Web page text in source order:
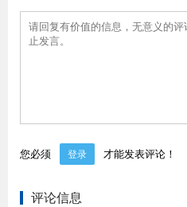
您必须 登录 才能发表评论！
评论信息